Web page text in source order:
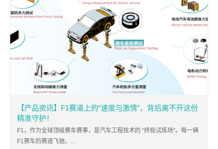
【产品资讯】F1赛道上的“速度与激情”，背后离不开这份
精准守护！
F1，作为全球顶级赛车赛事，是汽车工程技术的 “终极试炼场”。每一辆
F1赛车的赛道飞驰，...